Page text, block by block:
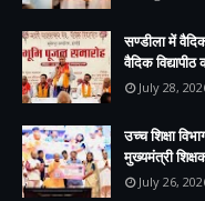
सण्डीला में
वैदिक
July 28,
उच्च शिक्षा
मुख्यमंत्री
July 26,